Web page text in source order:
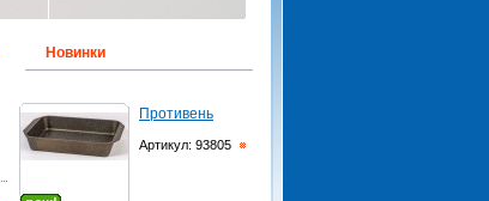
Новинки
Противень
Артикул: 93805